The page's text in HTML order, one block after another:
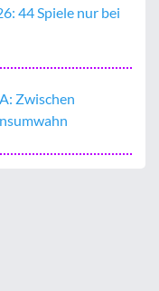
44 Spiele nur bei
Zwischen